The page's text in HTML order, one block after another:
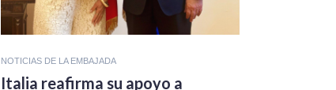
NOTICIAS DE LA EMBAJADA
Italia reafirma su apoyo a